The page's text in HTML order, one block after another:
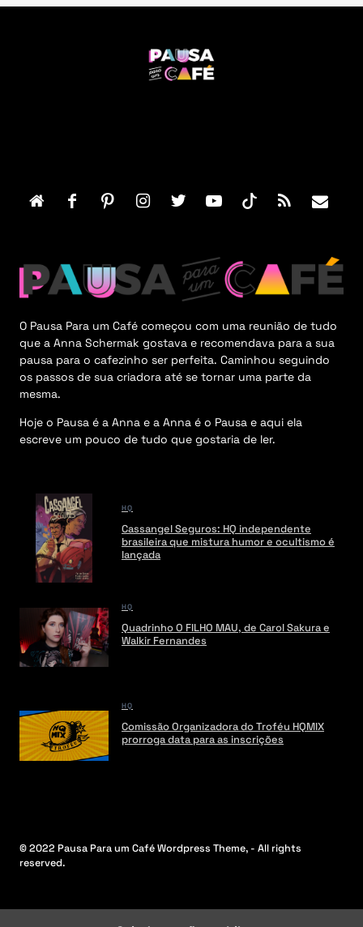
u
O Pausa Para um Café começou com uma reunião de tudo
que a Anna Schermak gostava e recomendava para a sua
pausa para o cafezinho ser perfeita. Caminhou seguindo
os passos de sua criadora até se tornar uma parte da
mesma.
Hoje o Pausa é a Anna e a Anna é o Pausa e aqui ela
escreve um pouco de tudo que gostaria de ler.
HQ
Cassangel Seguros: HQ independente
brasileira que mistura humor e ocultismo é
lançada
HQ
Quadrinho O FILHO MAU, de Carol Sakura e
Walkir Fernandes
HQ
Comissão Organizadora do Troféu HQMIX
prorroga data para as inscrições
© 2022 Pausa Para um Café Wordpress Theme, - All rights
reserved.